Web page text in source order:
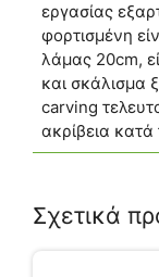
εργασίας
φορτισμένη
λάμας 20cm,
και σκάλισμα
carving
ακρίβεια
Σχετικά